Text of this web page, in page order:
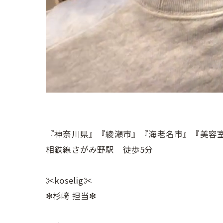
『神奈川県』『綾瀬市』『海老名市』『美容
相鉄線さがみ野駅 徒歩5分
✂︎koselig✂︎
❇︎杉﨑 担当❇︎